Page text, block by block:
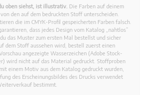
oben siehst, ist illustrativ. Die Farben auf deinem
den auf dem bedruckten Stoff unterscheiden.
die im CMYK-Profil gespeicherten Farben falsch.
dass jedes Design vom Katalog „nahtlos”
das Muster zum ersten Mal bestellst und sicher
dem Stoff aussehen wird, bestell zuerst einen
angezeigte Wasserzeichen (Adobe Stock-
wird nicht auf das Material gedruckt. Stoffproben
einem Motiv aus dem Katalog gedruckt wurden,
des Erscheinungsbildes des Drucks verwendet
bestimmt.